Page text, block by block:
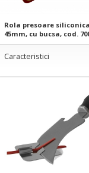
Rola presoare
45mm, cu bucsa, cod.
Caracteristici